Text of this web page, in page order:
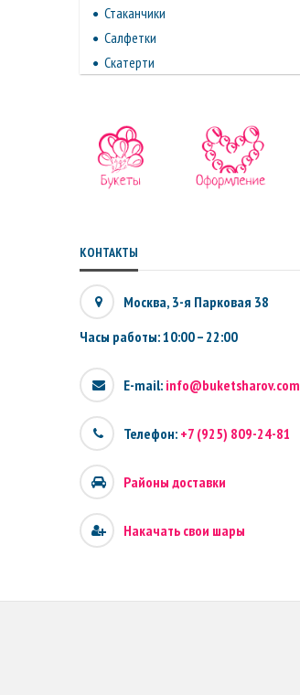
Стаканчики
Салфетки
Скатерти
КОНТАКТЫ
Москва, 3-я Парковая 38
Часы работы: 10:00 – 22:00
E-mail: info@buketsharov.com
Телефон: +7 (925) 809-24-81
Районы доставки
Накачать свои шары